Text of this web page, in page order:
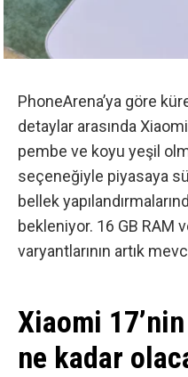
PhoneArena’ya göre
detaylar arasında
pembe ve koyu yeşil
seçeneğiyle piyasaya
bellek
bekleniyor. 16 GB RAM
varyantlarının artık
Xiaomi
ne kadar